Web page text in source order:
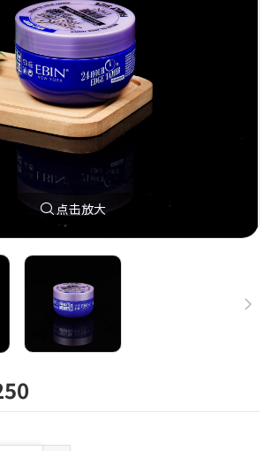
点击放大